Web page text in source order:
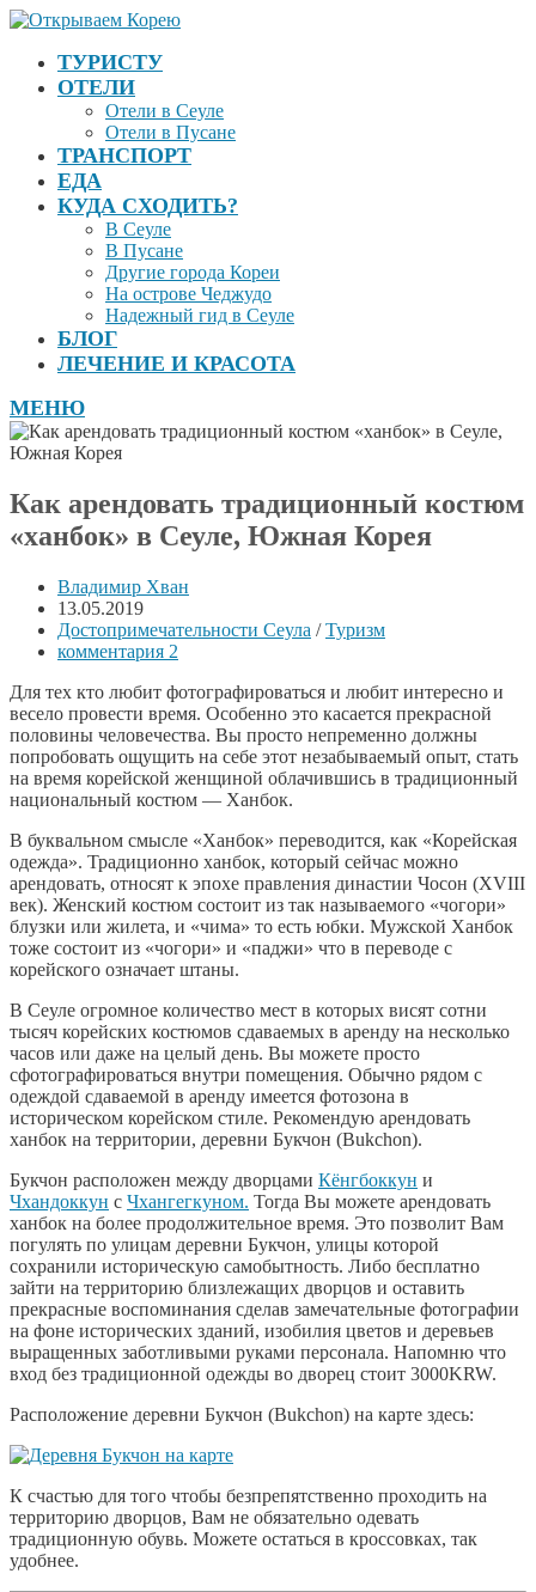
ТУРИСТУ
ОТЕЛИ
Отели в Сеуле
Отели в Пусане
ТРАНСПОРТ
ЕДА
КУДА СХОДИТЬ?
В Сеуле
В Пусане
Другие города Кореи
На острове Чеджудо
Надежный гид в Сеуле
БЛОГ
ЛЕЧЕНИЕ И КРАСОТА
МЕНЮ
Как арендовать традиционный костюм
«ханбок» в Сеуле, Южная Корея
Владимир Хван
13.05.2019
Достопримечательности Сеула /Туризм
комментария 2
Для тех кто любит фотографироваться и любит интересно и
весело провести время. Особенно это касается прекрасной
половины человечества. Вы просто непременно должны
попробовать ощущить на себе этот незабываемый опыт, стать
на время корейской женщиной облачившись в традиционный
национальный костюм — Ханбок.
В буквальном смысле «Ханбок» переводится, как «Корейская
одежда». Традиционно ханбок, который сейчас можно
арендовать, относят к эпохе правления династии Чосон (XVIII
век). Женский костюм состоит из так называемого «чогори»
блузки или жилета, и «чима» то есть юбки. Мужской Ханбок
тоже состоит из «чогори» и «паджи» что в переводе с
корейского означает штаны.
В Сеуле огромное количество мест в которых висят сотни
тысяч корейских костюмов сдаваемых в аренду на несколько
часов или даже на целый день. Вы можете просто
сфотографироваться внутри помещения. Обычно рядом с
одеждой сдаваемой в аренду имеется фотозона в
историческом корейском стиле. Рекомендую арендовать
ханбок на территории, деревни Букчон (Bukchon).
Букчон расположен между дворцами Кёнгбоккун и
Чхандоккун c Чхангегкуном. Тогда Вы можете арендовать
ханбок на более продолжительное время. Это позволит Вам
погулять по улицам деревни Букчон, улицы которой
сохранили историческую самобытность. Либо бесплатно
зайти на территорию близлежащих дворцов и оставить
прекрасные воспоминания сделав замечательные фотографии
на фоне исторических зданий, изобилия цветов и деревьев
выращенных заботливыми руками персонала. Напомню что
вход без традиционной одежды во дворец стоит 3000KRW.
Расположение деревни Букчон (Bukchon) на карте здесь:
К счастью для того чтобы безпрепятственно проходить на
территорию дворцов, Вам не обязательно одевать
традиционную обувь. Можете остаться в кроссовках, так
удобнее.